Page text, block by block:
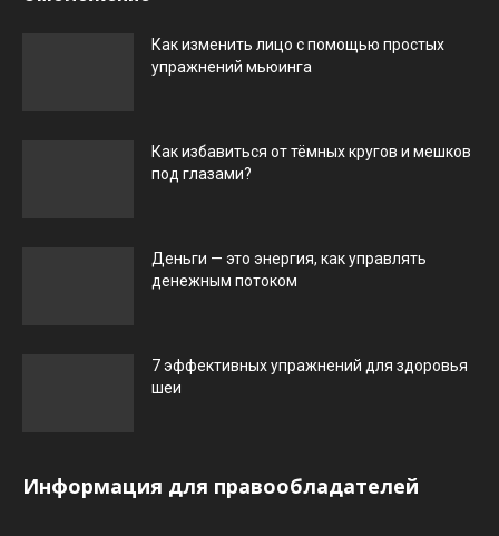
Как изменить лицо с помощью простых
упражнений мьюинга
Как избавиться от тёмных кругов и мешков
под глазами?
Деньги — это энергия, как управлять
денежным потоком
7 эффективных упражнений для здоровья
шеи
Информация для правообладателей